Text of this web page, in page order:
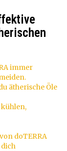
immer
ätherische Öle
kühlen,
doTERRA